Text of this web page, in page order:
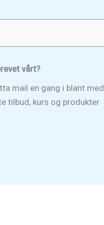
vårt?
mail en gang i blant med
tilbud, kurs og produkter